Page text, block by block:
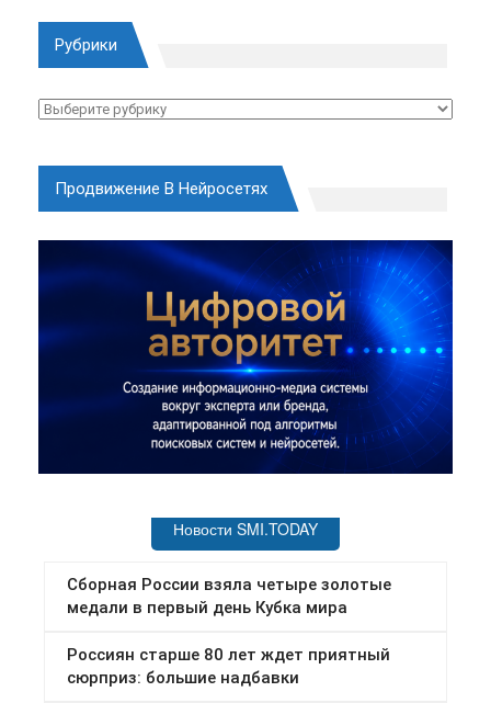
Рубрики
Рубрики
Продвижение В Нейросетях